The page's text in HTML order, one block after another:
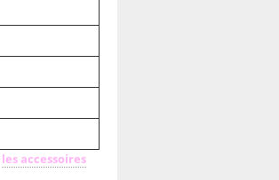
les accessoires